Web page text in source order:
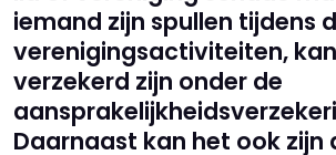
iemand zijn spullen tijdens
verenigingsactiviteiten,
verzekerd zijn onder de
Daarnaast kan het ook zijn